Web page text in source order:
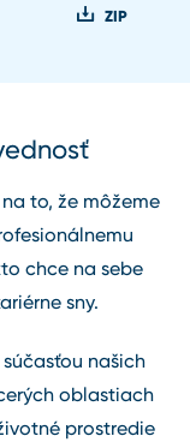
ZIP
to, že môžeme
chce na sebe
sny.
našich
oblastiach
prostredie